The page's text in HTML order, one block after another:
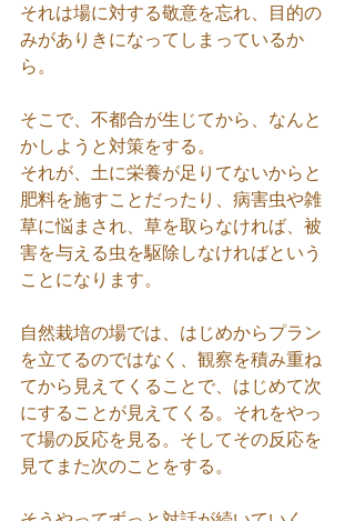
それは場に対する敬意を忘れ、目的の
みがありきになってしまっているか
ら。
そこで、不都合が生じてから、なんと
かしようと対策をする。
それが、土に栄養が足りてないからと
肥料を施すことだったり、病害虫や雑
草に悩まされ、草を取らなければ、被
害を与える虫を駆除しなければという
ことになります。
自然栽培の場では、はじめからプラン
を立てるのではなく、観察を積み重ね
てから見えてくることで、はじめて次
にすることが見えてくる。それをやっ
て場の反応を見る。そしてその反応を
見てまた次のことをする。